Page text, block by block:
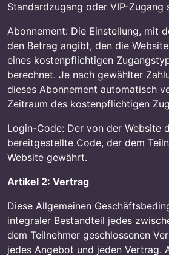
Standardzugang oder VIP-Zugang
Abonnement: Die Einstellung, mit
den Betrag angibt, den die
eines kostenpflichtigen
berechnet. Je nach gewählter
dieses Abonnement automatisch
Zeitraum des kostenpflichtigen
Login-Code: Der von der Website
bereitgestellte Code, der dem
Website gewährt.
Artikel 2: Vertrag
Diese Allgemeinen
integraler Bestandteil jedes
dem Teilnehmer geschlossenen
jedes Angebot und jeden Vertrag.